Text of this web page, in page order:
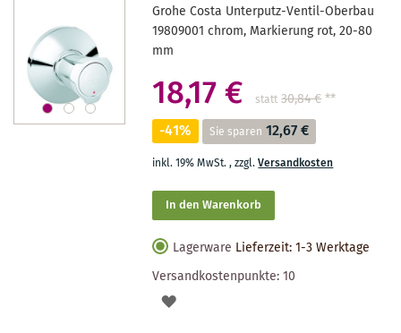
Grohe Costa Unterputz-Ventil-Oberbau
19809001 chrom, Markierung rot, 20-80
mm
18,17 € statt 30,84 €**
-41% Sie sparen 12,67 €
inkl. 19% MwSt.,zzgl.Versandkosten
In den Warenkorb
Lagerware Lieferzeit: 1-3 Werktage
Versandkostenpunkte:10
AUF